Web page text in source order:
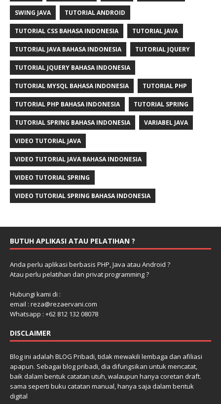
SWING JAVA TUTORIAL ANDROID
TUTORIAL CSS BAHASA INDONESIA TUTORIAL JAVA
TUTORIAL JAVA BAHASA INDONESIA TUTORIAL JQUERY
TUTORIAL JQUERY BAHASA INDONESIA
TUTORIAL MYSQL BAHASA INDONESIA TUTORIAL PHP
TUTORIAL PHP BAHASA INDONESIA TUTORIAL SPRING
TUTORIAL SPRING BAHASA INDONESIA VARIABEL JAVA
VIDEO TUTORIAL JAVA
VIDEO TUTORIAL JAVA BAHASA INDONESIA
VIDEO TUTORIAL SPRING
VIDEO TUTORIAL SPRING BAHASA INDONESIA
BUTUH APLIKASI ATAU PELATIHAN ?
Anda perlu aplikasi berbasis PHP, Java atau Android ?
Atau perlu pelatihan dan privat programming ?
Hubungi kami di :
email : reza@rezaervani.com
Whatsapp : +62 812 132 08078
DISCLAIMER
Blog ini adalah BLOG Pribadi, tidak mewakili lembaga dan afiliasi
apapun. Sebagai blog pribadi, dia difungsikan untuk mencatat,
baik dalam bentuk catatan utuh, walaupun hanya coretan draft.
sama seperti buku catatan manual, hanya saja dalam bentuk
digital